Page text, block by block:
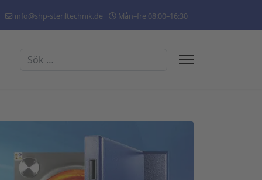
info@shp-steriltechnik.de Mån–fre 08:00–16:30
Sök